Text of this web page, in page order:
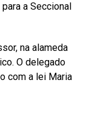
a Seccional
na alameda
O delegado
com a lei Maria